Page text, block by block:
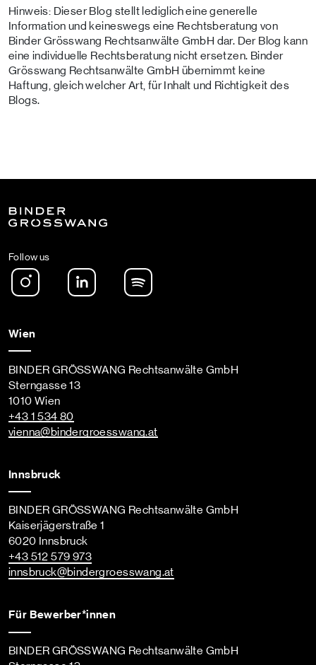
Hinweis: Dieser Blog stellt lediglich eine generelle
Information und keineswegs eine Rechtsberatung von
Binder Grösswang Rechtsanwälte GmbH dar. Der Blog kann
eine individuelle Rechtsberatung nicht ersetzen. Binder
Grösswang Rechtsanwälte GmbH übernimmt keine
Haftung, gleich welcher Art, für Inhalt und Richtigkeit des
Blogs.
Follow us
Instagram LinkedIn
Wien
BINDER GRÖSSWANG Rechtsanwälte GmbH
Sterngasse 13
1010 Wien
+43 1 534 80
vienna@bindergroesswang.at
Innsbruck
BINDER GRÖSSWANG Rechtsanwälte GmbH
Kaiserjägerstraße 1
6020 Innsbruck
+43 512 579 973
innsbruck@bindergroesswang.at
Für Bewerber*innen
BINDER GRÖSSWANG Rechtsanwälte GmbH